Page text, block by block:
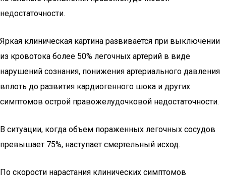
недостаточности.
Яркая клиническая картина развивается при выключении
из кровотока более 50% легочных артерий в виде
нарушений сознания, понижения артериального давления
вплоть до развития кардиогенного шока и других
симптомов острой правожелудочковой недостаточности.
В ситуации, когда объем пораженных легочных сосудов
превышает 75%, наступает смертельный исход.
По скорости нарастания клинических симптомов